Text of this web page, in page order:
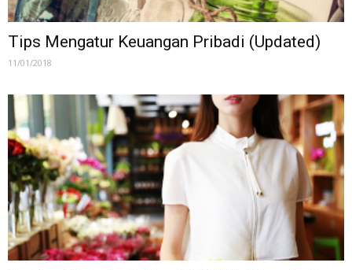
Tips Mengatur Keuangan Pribadi (Updated)
11/01/2018